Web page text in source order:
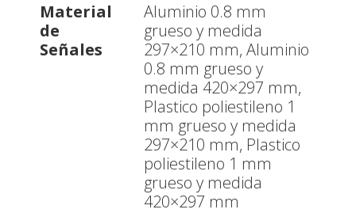
Material
de
Señales
Aluminio 0.8 mm
grueso y medida
297×210 mm, Aluminio
0.8 mm grueso y
medida 420×297 mm,
Plastico poliestileno 1
mm grueso y medida
297×210 mm, Plastico
poliestileno 1 mm
grueso y medida
420×297 mm